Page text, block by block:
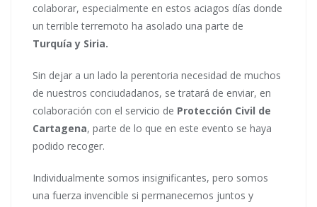
colaborar, especialmente en estos aciagos días donde
un terrible terremoto ha asolado una parte de
Turquía y Siria.
Sin dejar a un lado la perentoria necesidad de muchos
de nuestros conciudadanos, se tratará de enviar, en
colaboración con el servicio de Protección Civil de
Cartagena, parte de lo que en este evento se haya
podido recoger.
Individualmente somos insignificantes, pero somos
una fuerza invencible si permanecemos juntos y